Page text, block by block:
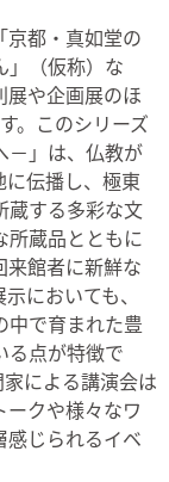
都・真如堂の
」（仮称）な
展や企画展のほ
。このシリーズ
－」は、仏教が
伝播し、極東
蔵する多彩な文
所蔵品とともに
館者に新鮮な
においても、
中で育まれた豊
る点が特徴で
による講演会は
クや様々なワ
感じられるイベ